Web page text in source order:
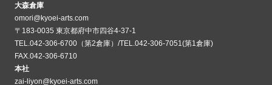
大森倉庫
omori@kyoei-arts.com
〒183-0035 東京都府中市四谷4-37-1
TEL.042-306-6700（第2倉庫）/TEL.042-306-7051(第1倉庫)
FAX.042-306-6710
本社
zai-liyon@kyoei-arts.com